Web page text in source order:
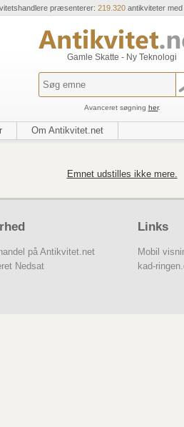
præsenterer: 219.320antikviteter med
Gamle Skatte - Ny Teknologi
Avanceret søgning her.
Om Antikvitet.net
Emnet udstilles ikke mere.
på Antikvitet.net
Nedsat
Links
Mobil
kad-